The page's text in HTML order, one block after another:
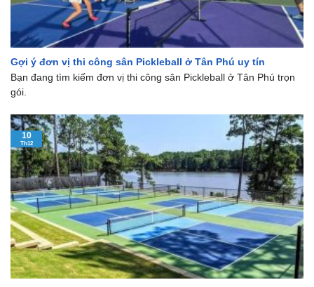
Gợi ý đơn vị thi công sân Pickleball ở Tân Phú uy tín
Bạn đang tìm kiếm đơn vị thi công sân Pickleball ở Tân Phú trọn
gói.
10
Th12